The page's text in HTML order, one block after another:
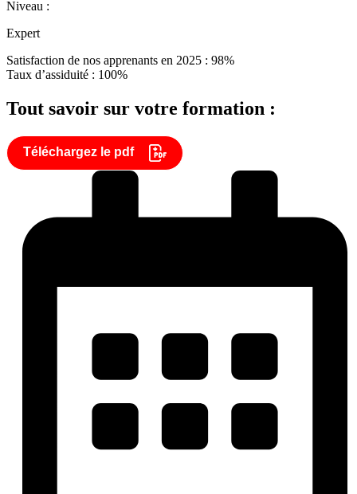
Niveau :
Expert
Satisfaction de nos apprenants en 2025 : 98%
Taux d’assiduité : 100%
Tout savoir sur votre formation :
Téléchargez le pdf